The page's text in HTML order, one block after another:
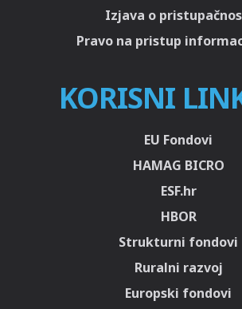
Izjava o
Pravo na pristup
KORISNI
EU Fondovi
HAMAG BICRO
ESF.hr
HBOR
Strukturni fondovi
Ruralni razvoj
Europski fondovi